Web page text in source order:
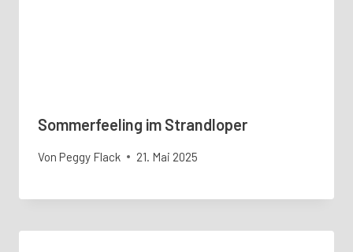
Sommerfeeling im Strandloper
Von Peggy Flack 21. Mai 2025